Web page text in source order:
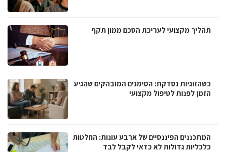
תהליך מקצועי לעריכת הסכם ממון תקף
כשהזוגיות נסדקת: הסימנים המובהקים שהגיע
הזמן לפנות לטיפול מקצועי
המתכננים הפיננסיים של ארבע עונות: החלטות
כלכליות גדולות לא כדאי לקבל לבד